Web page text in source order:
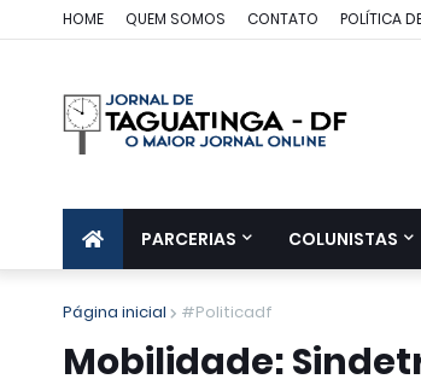
HOME QUEM SOMOS CONTATO POLÍTICA
PARCERIAS COLUNISTAS
Página inicial #Politicadf
Mobilidade: